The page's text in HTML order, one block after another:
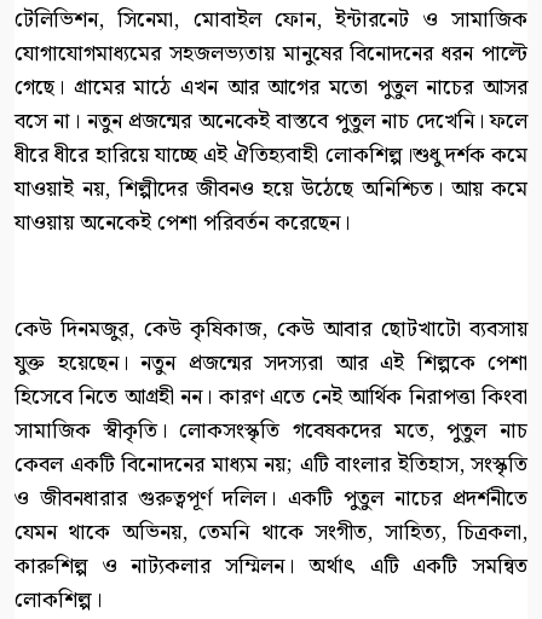
টেলিভিশন, সিনেমা, মোবাইল ফোন, ইন্টারনেট ও সামাজিক
যোগাযোগমাধ্যমের সহজলভ্যতায় মানুষের বিনোদনের ধরন পাল্টে
গেছে। গ্রামের মাঠে এখন আর আগের মতো পুতুল নাচের আসর
বসে না। নতুন প্রজন্মের অনেকেই বাস্তবে পুতুল নাচ দেখেনি। ফলে
ধীরে ধীরে হারিয়ে যাচ্ছে এই ঐতিহ্যবাহী লোকশিল্প।শুধু দর্শক কমে
যাওয়াই নয়, শিল্পীদের জীবনও হয়ে উঠেছে অনিশ্চিত। আয় কমে
যাওয়ায় অনেকেই পেশা পরিবর্তন করেছেন।
কেউ দিনমজুর, কেউ কৃষিকাজ, কেউ আবার ছোটখাটো ব্যবসায়
যুক্ত হয়েছেন। নতুন প্রজন্মের সদস্যরা আর এই শিল্পকে পেশা
হিসেবে নিতে আগ্রহী নন। কারণ এতে নেই আর্থিক নিরাপত্তা কিংবা
সামাজিক স্বীকৃতি। লোকসংস্কৃতি গবেষকদের মতে, পুতুল নাচ
কেবল একটি বিনোদনের মাধ্যম নয়; এটি বাংলার ইতিহাস, সংস্কৃতি
ও জীবনধারার গুরুত্বপূর্ণ দলিল। একটি পুতুল নাচের প্রদর্শনীতে
যেমন থাকে অভিনয়, তেমনি থাকে সংগীত, সাহিত্য, চিত্রকলা,
কারুশিল্প ও নাট্যকলার সম্মিলন। অর্থাৎ এটি একটি সমন্বিত
লোকশিল্প।